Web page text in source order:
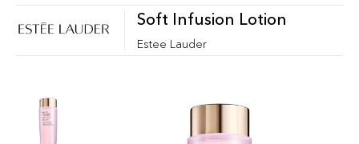
Soft Infusion Lotion
Estee Lauder